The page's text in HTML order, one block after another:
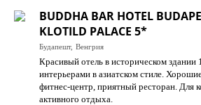
Цены дня
Страны
Как купить
О нас
BUDDHA BAR HOTEL
KLOTILD PALACE 5*
Будапешт, Венгрия
Красивый отель в историческом здании
интерьерами в азиатском стиле.
фитнес-центр, приятный ресторан. Для
активного отдыха.